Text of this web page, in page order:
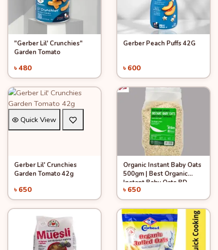
Quick ViewAdd to Cart
"Gerber Lil' Crunchies"
Garden Tomato
৳ 480
Quick View
Gerber Peach Puffs 42G
৳ 600
Quick View
Add to Cart
Gerber Lil' Crunchies
Garden Tomato 42g
৳ 650
Quick ViewAdd to Cart
Organic Instant Baby Oats
500gm | Best Organic
Instant Baby Oats BD
Online Shop
৳ 650